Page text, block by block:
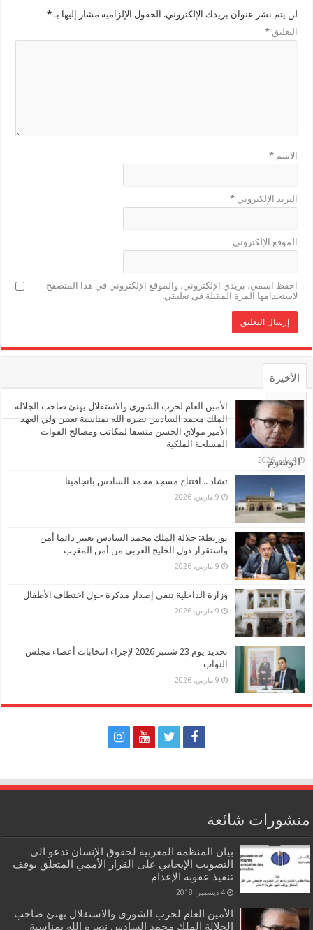
لن يتم نشر عنوان بريدك الإلكتروني. الحقول الإلزامية مشار إليها بـ*
التعليق*
الاسم*
البريد الإلكتروني*
الموقع الإلكتروني
احفظ اسمي، بريدي الإلكتروني، والموقع الإلكتروني في هذا المتصفح
لاستخدامها المرة المقبلة في تعليقي.
الأخيرة
الأشهر
تعليقات
الوسوم
الأمين العام لحزب الشورى والاستقلال يهنئ صاحب الجلالة
الملك محمد السادس نصره الله بمناسبة تعيين ولي العهد
الأمير مولاي الحسن منسقا لمكاتب ومصالح القوات
المسلحة الملكية
4 مايو، 2026
تشاد .. افتتاح مسجد محمد السادس بانجامينا
9 مارس، 2026
بوريطة: جلالة الملك محمد السادس يعتبر دائما أمن
واستقرار دول الخليج العربي من أمن المغرب
9 مارس، 2026
وزارة الداخلية تنفي إصدار مذكرة حول اختطاف الأطفال
9 مارس، 2026
تحديد يوم 23 شتنبر 2026 لإجراء انتخابات أعضاء مجلس
النواب
9 مارس، 2026
منشورات شائعة
بيان المنظمة المغربية لحقوق الإنسان تدعو الى
التصويت الإيجابي على القرار الأممي المتعلق بوقف
تنفيذ عقوبة الإعدام
4 ديسمبر، 2018
الأمين العام لحزب الشورى والاستقلال يهنئ صاحب
الجلالة الملك محمد السادس نصره الله بمناسبة